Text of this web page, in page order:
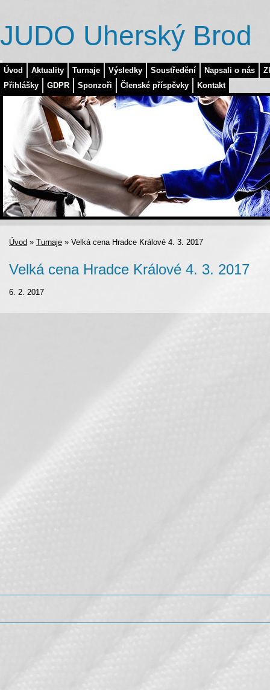
Úvod Aktuality Turnaje Výsledky Soustředění Napsali o nás
Přihlášky
GDPR Sponzoři Členské příspěvky Kontakt
JUDO Uherský Brod
Úvod » Turnaje » Velká cena Hradce Králové 4. 3. 2017
Velká cena Hradce Králové 4. 3. 2017
6. 2. 2017